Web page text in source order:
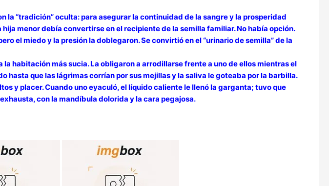
“tradición” oculta: para asegurar la continuidad de la sangre y la prosperidad
menor debía convertirse en el recipiente de la semilla familiar. No había opción.
el miedo y la presión la doblegaron. Se convirtió en el “urinario de semilla” de la
habitación más sucia. La obligaron a arrodillarse frente a uno de ellos mientras el
que las lágrimas corrían por sus mejillas y la saliva le goteaba por la barbilla.
y placer. Cuando uno eyaculó, el líquido caliente le llenó la garganta; tuvo que
con la mandíbula dolorida y la cara pegajosa.